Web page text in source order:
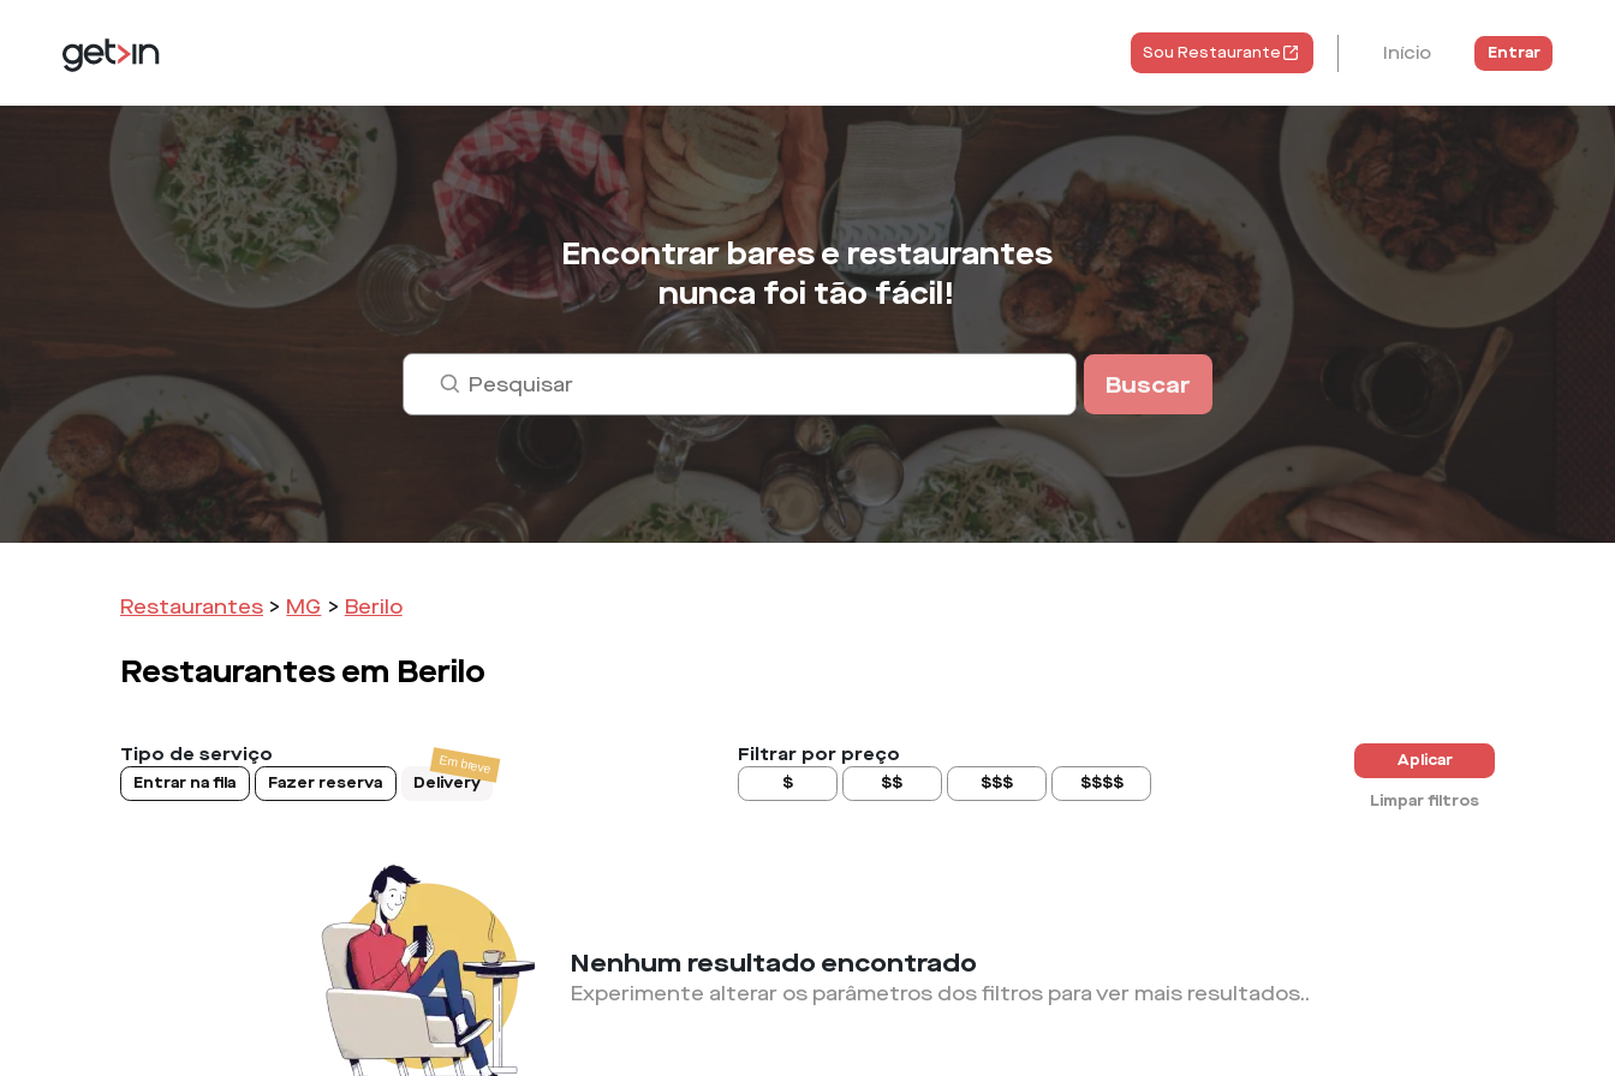
Sou Restaurante Início Entrar
Encontrar bares e restaurantes
nunca foi tão fácil!
Buscar
Restaurantes > MG > Berilo
Restaurantes em Berilo
Tipo de serviço
Entrar na fila Fazer reserva Delivery
Filtrar por preço
$ $$ $$$ $$$$
Aplicar
Limpar filtros
Nenhum resultado encontrado
Experimente alterar os parâmetros dos filtros para ver mais resultados..